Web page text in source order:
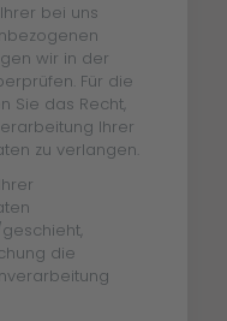
bei uns
wir in der
Für die
Sie das Recht,
Ihrer
zu verlangen.
die